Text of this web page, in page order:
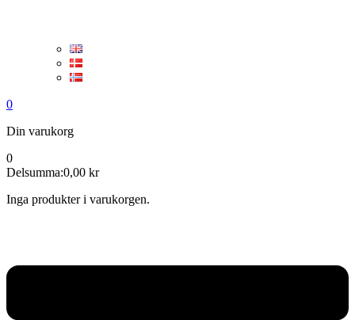
0
Din varukorg
0
Delsumma:0,00 kr
Inga produkter i varukorgen.